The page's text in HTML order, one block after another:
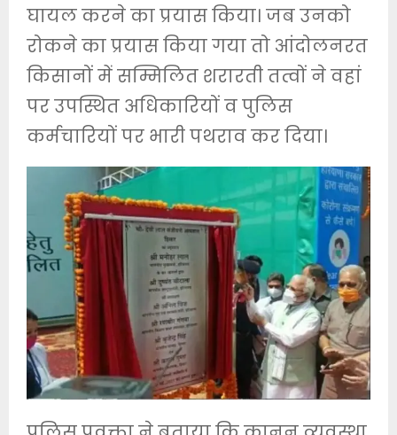
घायल करने का प्रयास किया। जब उनको
रोकने का प्रयास किया गया तो आंदोलनरत
किसानों में सम्मिलित शरारती तत्वों ने वहां
पर उपस्थित अधिकारियों व पुलिस
कर्मचारियों पर भारी पथराव कर दिया।